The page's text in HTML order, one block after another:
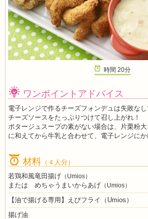
時間20分
ワンポイントアドバイス
電子レンジで作るチーズフォンデュは失敗な
チーズソースをたっぷりつけて召し上がれ！
ポタージュスープの素がない場合は、片栗粉
に和えてから牛乳と合わせて、電子レンジにか
材料（４人分）
若鶏和風竜田揚げ （Umios）
または めちゃうまいからあげ （Umios）
【油で揚げる専用】えびフライ（Umios）
揚げ油